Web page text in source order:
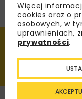
ODR:
Dołącz
Więcej
cookies oraz o
osobowych, w
uprawnieniach,
prywatności.